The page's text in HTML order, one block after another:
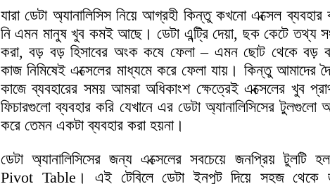
যারা ডেটা অ্যানালিসিস নিয়ে আগ্রহী কিন্তু কখনো এক্সেল ব্যবহার
নি এমন মানুষ খুব কমই আছে। ডেটা এন্ট্রি দেয়া, ছক কেটে তথ্য
করা, বড় বড় হিসাবের অংক কষে ফেলা – এমন ছোট থেকে বড়
কাজ নিমিষেই এক্সেলের মাধ্যমে করে ফেলা যায়। কিন্তু আমাদের
কাজে ব্যবহারের সময় আমরা অধিকাংশ ক্ষেত্রেই এক্সেলের খুব
ফিচারগুলো ব্যবহার করি যেখানে এর ডেটা অ্যানালিসিসের টুলগুলো
করে তেমন একটা ব্যবহার করা হয়না।
ডেটা অ্যানালিসিসের জন্য এক্সেলের সবচেয়ে জনপ্রিয় টুলটি
Pivot Table। এই টেবিলে ডেটা ইনপুট দিয়ে সহজ থেকে